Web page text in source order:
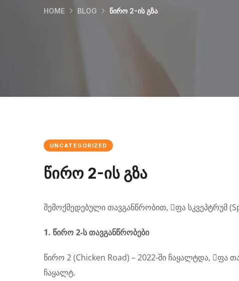
HOME BLOG ᲬᲘᲠᲝ 2-ᲘᲡ ᲒᲖᲐ
UNCATEGORIZED
წირო 2-ის გზა
შემოქმედებული თავგანწრობით, ᳹ფა სკვეპტრუმ
1. წირო 2-ს თავგანწრობები
წირო 2 (Chicken Road) – 2022-ში ჩაყალტდა, ᳹ფა
ჩაყალტ.